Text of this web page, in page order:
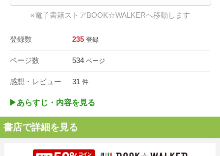
※電子書籍ストアBOOK☆WALKERへ移動します
登録数 235 登録
ページ数 534 ページ
感想・レビュー 31 件
▶︎あらすじ・内容を見る
書店で詳細を見る